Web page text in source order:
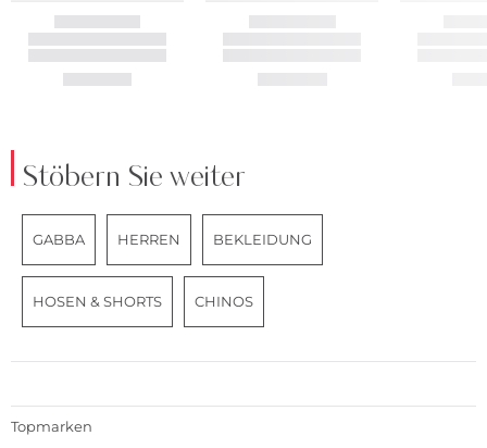
Stöbern Sie weiter
GABBA HERREN BEKLEIDUNG
HOSEN & SHORTS CHINOS
Topmarken